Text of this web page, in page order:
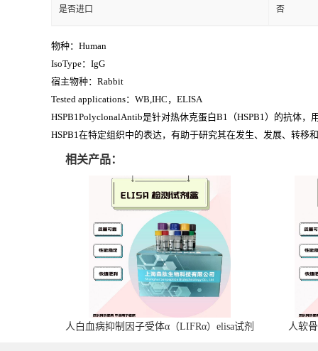
是否进口 否
物种：Human
IsoType：IgG
宿主物种：Rabbit
Tested applications：WB,IHC，ELISA
HSPB1PolyclonalAntib是针对热休克蛋白B1（HSPB1）的抗体
HSPB1在特定组织中的表达，有助于研究其在发生、发展、转移
相关产品：
人白血病抑制因子受体α（LIFRα）elisa试剂
人软